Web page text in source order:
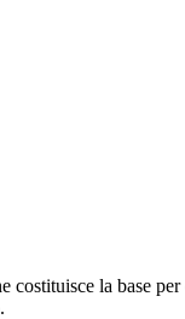
la base per